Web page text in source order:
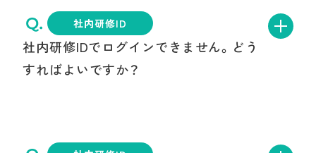
どを行うためのID
社内研修ID：会社内で実施する研修（社内研
修）を登録・申請するためのID
講習会実施機関ID：
ログラム申請と学習履歴（ユニット登録）申請が
できます。承認されるとユニットが登録されま
す。手数料は、社内研修IDの一括送金残高より支
社内研修ID
社内研修IDでログインできません。どう
すればよいですか？